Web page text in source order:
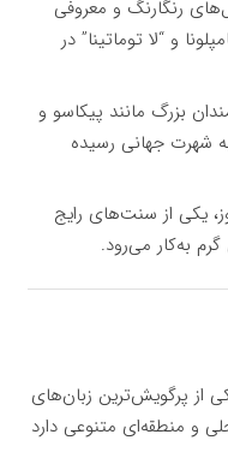
رنگارنگ و معروفی
و “لا توماتینا” در
بزرگ مانند پیکاسو و
شهرت جهانی رسیده
یکی از سنت‌های رایج
به‌کار می‌رود.
از پرگویش‌ترین زبان‌های
و منطقه‌ای متنوعی دارد